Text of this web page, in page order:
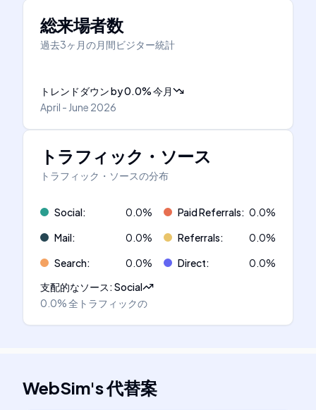
総来場者数
過去3ヶ月の月間ビジター統計
トレンドダウンby0.0%今月
April - June 2026
トラフィック・ソース
トラフィック・ソースの分布
Social: 0.0% Paid Referrals: 0.0%
Mail: 0.0% Referrals: 0.0%
Search: 0.0% Direct: 0.0%
支配的なソース:Social
0.0%全トラフィックの
WebSim's代替案